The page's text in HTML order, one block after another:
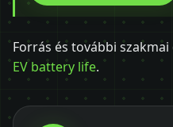
Forrás és további
EV battery life.